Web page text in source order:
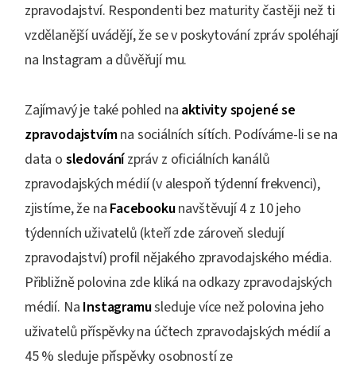
zpravodajství. Respondenti bez maturity častěji než ti
vzdělanější uvádějí, že se v poskytování zpráv spoléhají
na Instagram a důvěřují mu.
Zajímavý je také pohled na aktivity spojené se
zpravodajstvímna sociálních sítích. Podíváme-li se na
data o sledovánízpráv z oficiálních kanálů
zpravodajských médií (v alespoň týdenní frekvenci),
zjistíme, že na Facebookunavštěvují 4 z 10 jeho
týdenních uživatelů (kteří zde zároveň sledují
zpravodajství) profil nějakého zpravodajského média.
Přibližně polovina zde kliká na odkazy zpravodajských
médií. Na Instagramusleduje více než polovina jeho
uživatelů příspěvky na účtech zpravodajských médií a
45 % sleduje příspěvky osobností ze